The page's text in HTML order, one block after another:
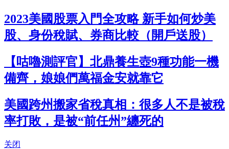
2023美國股票入門全攻略 新手如何炒美
股、身份稅賦、券商比較（開戶送股）
【咕嚕測評官】北鼎養生壺9種功能一機
備齊，娘娘們萬福金安就靠它
美國跨州搬家省稅真相：很多人不是被稅
率打敗，是被“前任州”纏死的
关闭